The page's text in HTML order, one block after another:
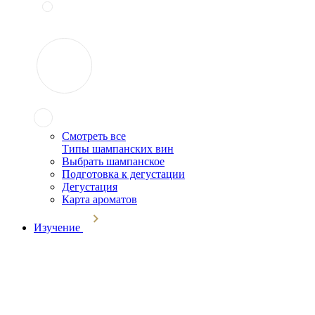
Смотреть все
Типы шампанских вин
Выбрать шампанское
Подготовка к дегустации
Дегустация
Карта ароматов
Изучение